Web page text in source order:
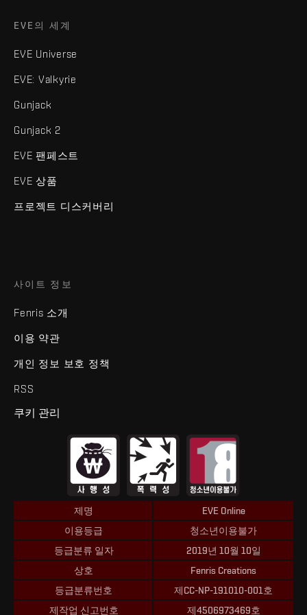
EVE의 세계
EVE Universe
EVE: Valkyrie
Gunjack
Gunjack 2
EVE 팬페스트
EVE 상품
프로젝트 디스커버리
사이트 정보
Fenris 소개
이용 약관
개인 정보 보호 정책
RSS
쿠키 관리
제명
EVE Online
이용등급
청소년이용불가
등급분류 일자
2019년 10월 10일
상호
Fenris Creations
등급분류번호
제CC-NP-191010-001호
제작업 신고번호
제4506973469호